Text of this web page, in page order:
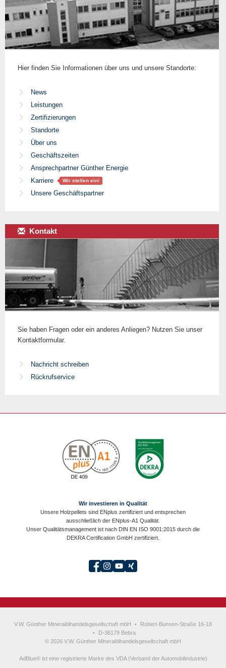
Hier finden Sie Informationen über uns und unsere Standorte:
News
Leistungen
Zertifizierungen
Standorte
Über uns
Geschäftszeiten
Ansprechpartner Günther Energie
Karriere
Wir stellen ein!
Unsere Geschäftspartner
Kontakt
Sie haben Fragen oder ein anderes Anliegen? Nutzen Sie unser
Kontaktformular.
Nachricht schreiben
Rückrufservice
Wir investieren in Qualität
Unsere Holzpellets sind ENplus zertifiziert und entsprechen
ausschließlich der ENplus-A1 Qualität.
Unser Qualitätsmanagement ist nach DIN EN ISO 9001:2015 durch die
DEKRA Certification GmbH zertifiziert.
V.W. Günther Mineralölhandelsgesellschaft mbH •
Robert-Bunsen-Straße 16-18
•
D-36179 Bebra
© 2026 V.W. Günther Mineralölhandelsgesellschaft mbH
AdBlue® ist eine registrierte Marke des VDA (Verband der Automobilindustrie)